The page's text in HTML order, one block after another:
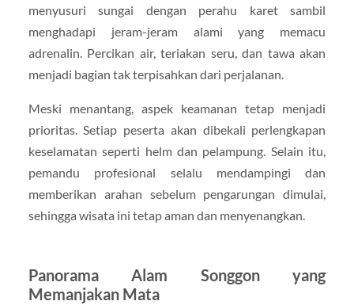
menyusuri sungai dengan perahu karet sambil
menghadapi jeram-jeram alami yang memacu
adrenalin. Percikan air, teriakan seru, dan tawa akan
menjadi bagian tak terpisahkan dari perjalanan.
Meski menantang, aspek keamanan tetap menjadi
prioritas. Setiap peserta akan dibekali perlengkapan
keselamatan seperti helm dan pelampung. Selain itu,
pemandu profesional selalu mendampingi dan
memberikan arahan sebelum pengarungan dimulai,
sehingga wisata ini tetap aman dan menyenangkan.
Panorama Alam Songgon yang
Memanjakan Mata